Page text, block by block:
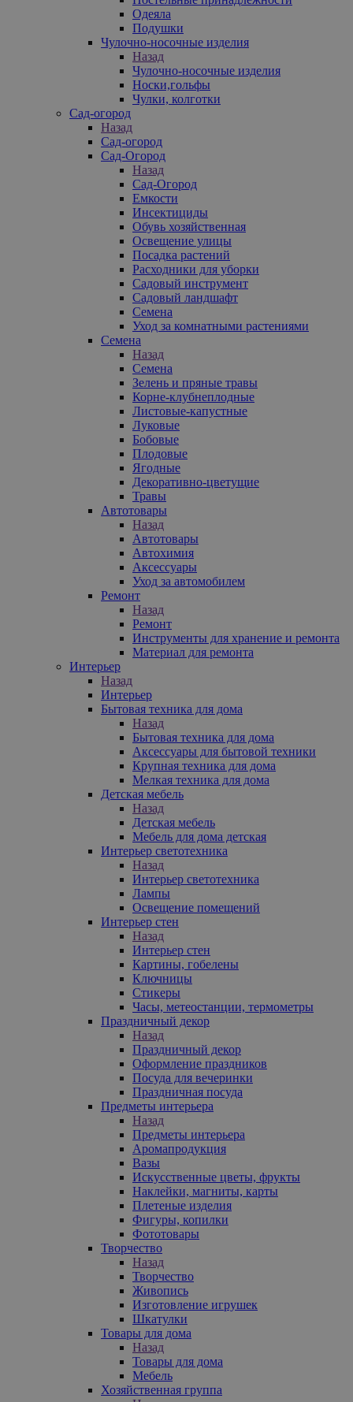
Одеяла
Подушки
Чулочно-носочные изделия
Назад
Чулочно-носочные изделия
Носки,гольфы
Чулки, колготки
Сад-огород
Назад
Сад-огород
Сад-Огород
Назад
Сад-Огород
Емкости
Инсектициды
Обувь хозяйственная
Освещение улицы
Посадка растений
Расходники для уборки
Садовый инструмент
Садовый ландшафт
Семена
Уход за комнатными растениями
Семена
Назад
Семена
Зелень и пряные травы
Корне-клубнеплодные
Листовые-капустные
Луковые
Бобовые
Плодовые
Ягодные
Декоративно-цветущие
Травы
Автотовары
Назад
Автотовары
Автохимия
Аксессуары
Уход за автомобилем
Ремонт
Назад
Ремонт
Инструменты для хранение и ремонта
Материал для ремонта
Интерьер
Назад
Интерьер
Бытовая техника для дома
Назад
Бытовая техника для дома
Аксессуары для бытовой техники
Крупная техника для дома
Мелкая техника для дома
Детская мебель
Назад
Детская мебель
Мебель для дома детская
Интерьер светотехника
Назад
Интерьер светотехника
Лампы
Освещение помещений
Интерьер стен
Назад
Интерьер стен
Картины, гобелены
Ключницы
Стикеры
Часы, метеостанции, термометры
Праздничный декор
Назад
Праздничный декор
Оформление праздников
Посуда для вечеринки
Праздничная посуда
Предметы интерьера
Назад
Предметы интерьера
Аромапродукция
Вазы
Искусственные цветы, фрукты
Наклейки, магниты, карты
Плетеные изделия
Фигуры, копилки
Фототовары
Творчество
Назад
Творчество
Живопись
Изготовление игрушек
Шкатулки
Товары для дома
Назад
Товары для дома
Мебель
Хозяйственная группа